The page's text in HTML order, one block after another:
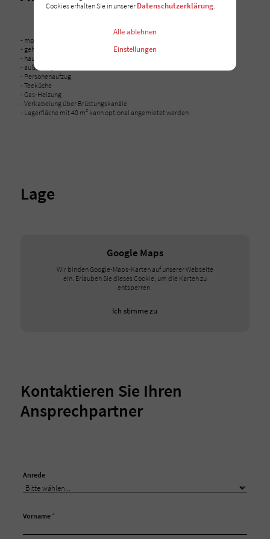
- modernisierter Zustand
- gehobene Ausstattung
- hauseigene Tiefgarage
- außenliegender Sonnenschutz
- Personenaufzug
- Teeküche
- Gas-Heizung
- Verkabelung über Brüstungskanäle
- Lagerfläche mit 40 m² kann optional angemietet werden
Lage
Google Maps
Wir binden Google-Maps-Karten auf unserer Webseite
ein. Erlauben Sie dieses Cookie, um die Karten zu
entsperren.
Ich stimme zu
Kontaktieren Sie Ihren
Ansprechpartner
Anrede
Vorname *
Cookies erhalten Sie in unserer Datenschutzerklärung.
Einstellungen
Alle ablehnen